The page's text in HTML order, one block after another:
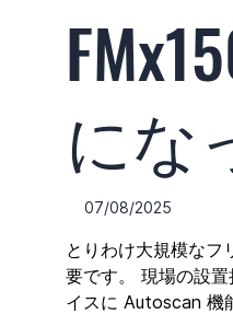
にな
07/08/2025
とりわけ大規模なフ
要です。
現場の設
イスに Autoscan 機